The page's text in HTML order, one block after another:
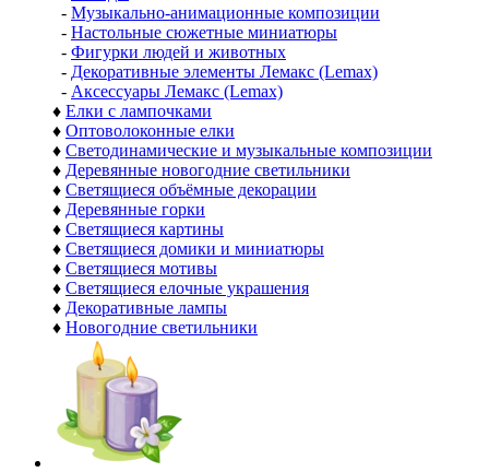
- Музыкально-анимационные композиции
- Настольные сюжетные миниатюры
- Фигурки людей и животных
- Декоративные элементы Лемакс (Lemax)
- Аксессуары Лемакс (Lemax)
♦ Елки с лампочками
♦ Оптоволоконные елки
♦ Светодинамические и музыкальные композиции
♦ Деревянные новогодние светильники
♦ Светящиеся объёмные декорации
♦ Деревянные горки
♦ Светящиеся картины
♦ Светящиеся домики и миниатюры
♦ Светящиеся мотивы
♦ Светящиеся елочные украшения
♦ Декоративные лампы
♦ Новогодние светильники